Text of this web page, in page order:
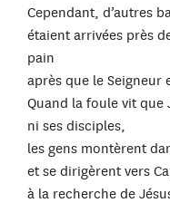
Cependant, d’autres
étaient arrivées près
pain
après que le Seigneur
Quand la foule vit que
ni ses disciples,
les gens montèrent
et se dirigèrent vers
à la recherche de